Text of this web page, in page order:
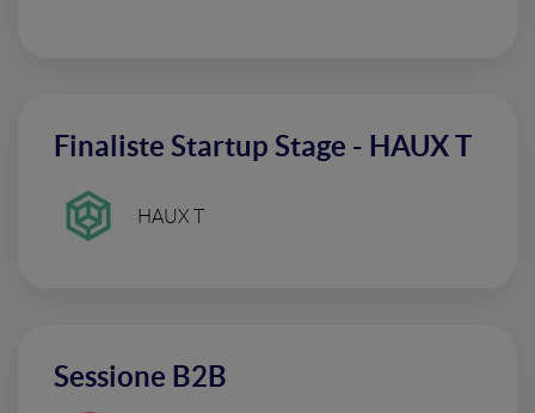
Finaliste Startup Stage - HAUX T
HAUX T
Sessione B2B